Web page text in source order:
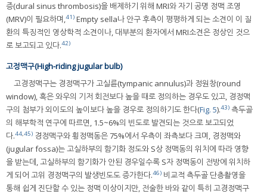
증(dural sinus thrombosis)을 배제하기 위해 MRI와 자기 공명 정맥 조영
(MRV)이 필요하며,41) Empty sella나 안구 후측이 평평하게 되는 소견이 이 질
환의 특징적인 영상학적 소견이나, 대부분의 환자에서 MRI소견은 정상인 것으
로 보고되고 있다.42)
고정맥구(High-riding jugular bulb)
고경정맥구는 경정맥구가 고실륜(tympanic annulus)과 정원창(round
window), 혹은 와우의 기저 회전보다 높을 때로 정의하는 경우도 있고, 경정맥
구의 첨부가 외이도의 높이보다 높을 경우로 정의하기도 한다(Fig. 5).43) 측두골
의 해부학적 연구에 따르면, 1.5~6%의 빈도로 발견되는 것으로 보고되었
다.44,45) 경정맥구와 횡정맥동은 75%에서 우측이 좌측보다 크며, 경정맥와
(jugular fossa)는 고실하부의 함기화 정도와 S상 정맥동의 위치에 따라 영향
을 받는데, 고실하부의 함기화가 안된 경우일수록 S자 정맥동이 전방에 위치하
게 되어 고위 경정맥구의 발생빈도도 증가한다.46) 비교적 측두골 단층촬영을
통해 쉽게 진단할 수 있는 정맥 이상이지만, 전술한 바와 같이 특히 고경정맥구